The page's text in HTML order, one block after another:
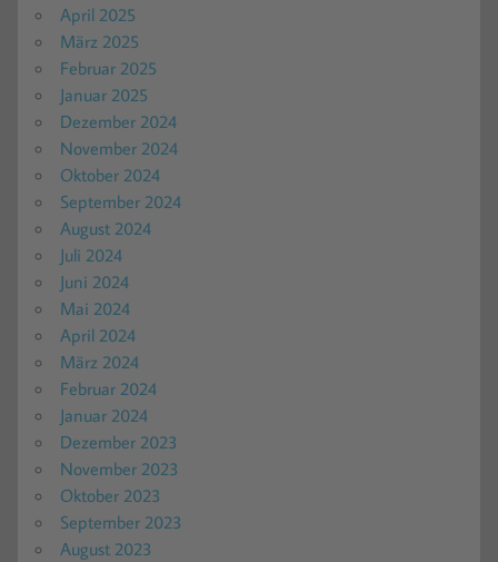
April 2025
März 2025
Februar 2025
Januar 2025
Dezember 2024
November 2024
Oktober 2024
September 2024
August 2024
Juli 2024
Juni 2024
Mai 2024
April 2024
März 2024
Februar 2024
Januar 2024
Dezember 2023
November 2023
Oktober 2023
September 2023
August 2023